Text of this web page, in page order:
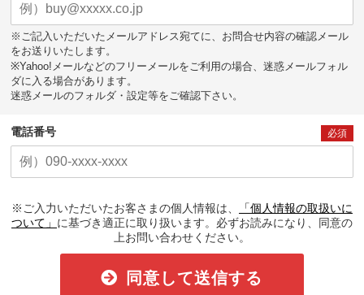
※ご記入いただいたメールアドレス宛てに、お問合せ内容の確認メール
をお送りいたします。
※Yahoo!メールなどのフリーメールをご利用の場合、迷惑メールフォル
ダに入る場合があります。
迷惑メールのフォルダ・設定等をご確認下さい。
電話番号 必須
※ご入力いただいたお客さまの個人情報は、
「個人情報の取扱いに
ついて」 に基づき適正に取り扱います。必ずお読みになり、同意の
上お問い合わせください。
同意して送信する